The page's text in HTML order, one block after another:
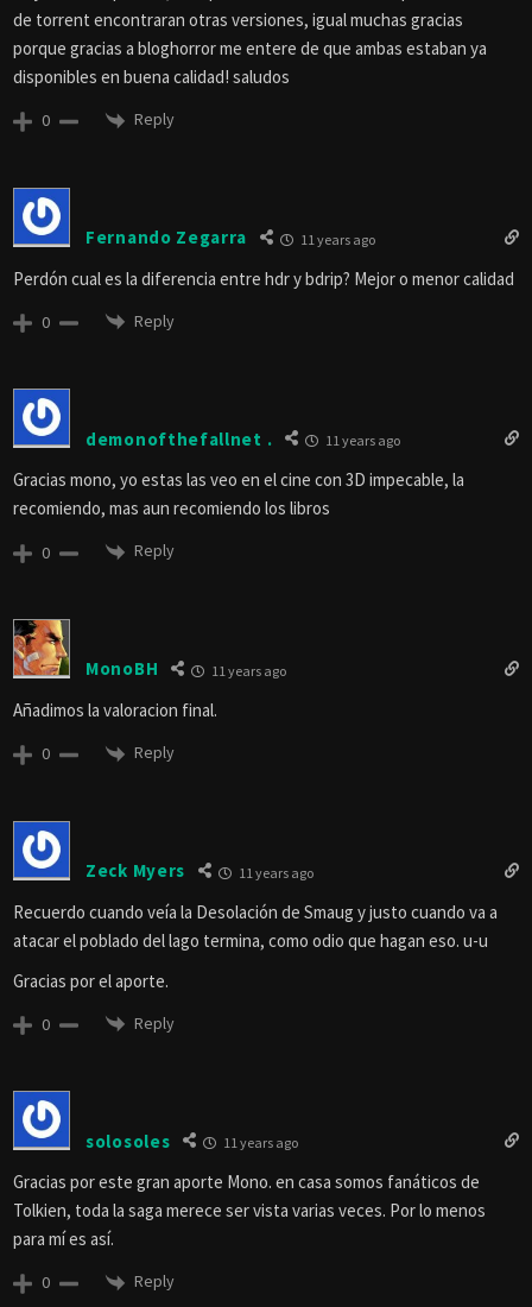
de torrent encontraran otras versiones, igual muchas gracias
porque gracias a bloghorror me entere de que ambas estaban ya
disponibles en buena calidad! saludos
0 Reply
Fernando Zegarra 11 years ago
Perdón cual es la diferencia entre hdr y bdrip? Mejor o menor calidad
0 Reply
demonofthefallnet . 11 years ago
Gracias mono, yo estas las veo en el cine con 3D impecable, la
recomiendo, mas aun recomiendo los libros
0 Reply
MonoBH 11 years ago
Añadimos la valoracion final.
0 Reply
Zeck Myers 11 years ago
Recuerdo cuando veía la Desolación de Smaug y justo cuando va a
atacar el poblado del lago termina, como odio que hagan eso. u-u
Gracias por el aporte.
0 Reply
solosoles 11 years ago
Gracias por este gran aporte Mono. en casa somos fanáticos de
Tolkien, toda la saga merece ser vista varias veces. Por lo menos
para mí es así.
0 Reply